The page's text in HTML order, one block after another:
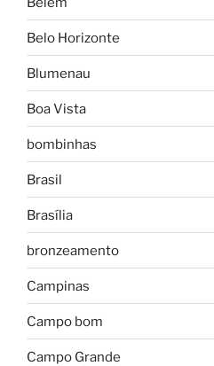
Belo Horizonte
Blumenau
Boa Vista
bombinhas
Brasil
Brasília
bronzeamento
Campinas
Campo bom
Campo Grande